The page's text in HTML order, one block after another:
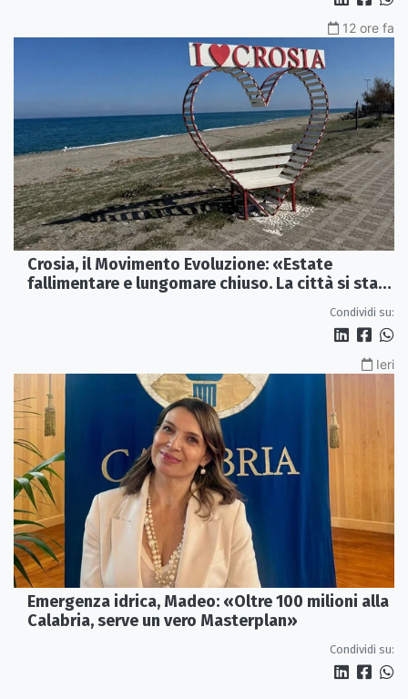
12 ore fa
Crosia, il Movimento Evoluzione: «Estate
fallimentare e lungomare chiuso. La città si sta
Condividi su:
Ieri
Emergenza idrica, Madeo: «Oltre 100 milioni alla
Calabria, serve un vero Masterplan»
Condividi su: